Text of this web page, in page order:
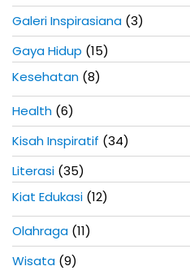
Galeri Inspirasiana (3)
Gaya Hidup (15)
Kesehatan (8)
Health (6)
Kisah Inspiratif (34)
Literasi (35)
Kiat Edukasi (12)
Olahraga (11)
Wisata (9)